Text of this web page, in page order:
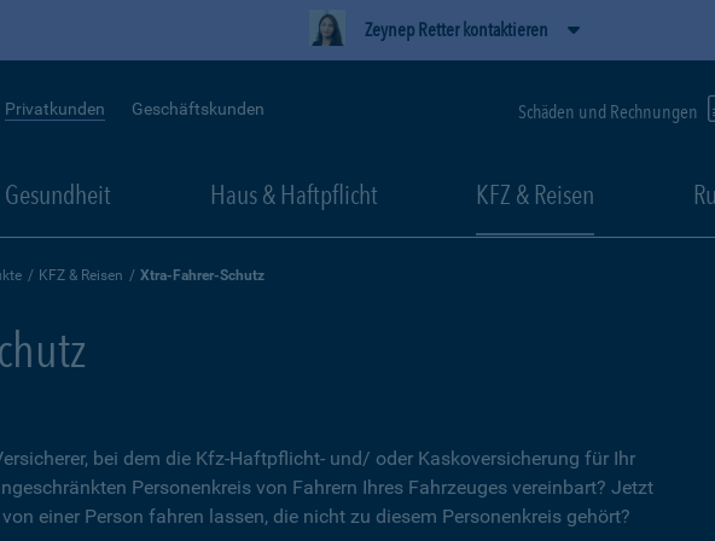
Zeynep Retter kontaktieren
Privatkunden Geschäftskunden Schäden und Rechnungen
Gesundheit Haus & Haftpflicht KFZ & Reisen
KFZ & Reisen Xtra-Fahrer-Schutz
bei dem die Kfz-Haftpflicht- und/ oder Kaskoversicherung für Ihr
Personenkreis von Fahrern Ihres Fahrzeuges vereinbart? Jetzt
einer Person fahren lassen, die nicht zu diesem Personenkreis gehört?